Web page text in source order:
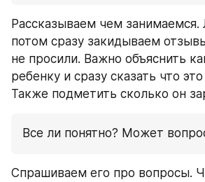
Рассказываем чем занимаемся.
потом сразу закидываем
не просили. Важно объяснить
ребенку и сразу сказать что
Также подметить сколько он
Все ли понятно? Может
Спрашиваем его про вопросы.